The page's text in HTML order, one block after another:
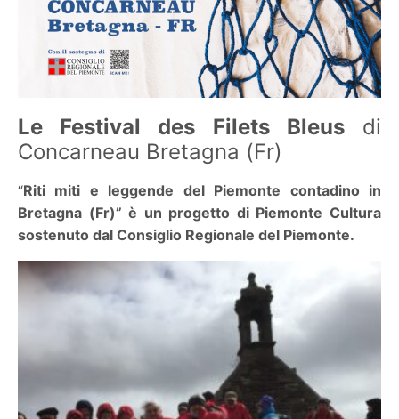
Le Festival des Filets Bleusdi
Concarneau Bretagna (Fr)
“Riti miti e leggende del Piemonte contadino in
Bretagna (Fr)” è un progetto di Piemonte Cultura
sostenuto dal Consiglio Regionale del Piemonte.